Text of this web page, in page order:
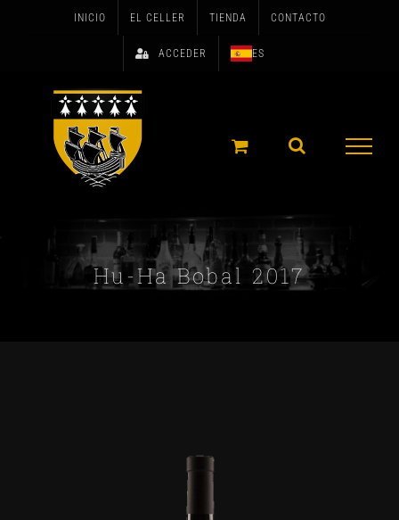
INICIO EL CELLER TIENDA CONTACTO
ACCEDER ES
Hu-Ha Bobal 2017